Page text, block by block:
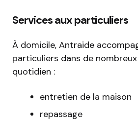
Services aux particuliers
À domicile, Antraide
particuliers dans de
quotidien :
entretien de la maison
repassage